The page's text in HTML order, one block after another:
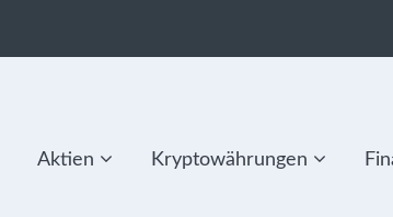
Aktien Kryptowährungen